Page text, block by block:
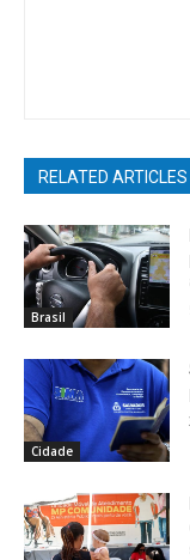
RELATED ARTICLES
Brasil
Cidade